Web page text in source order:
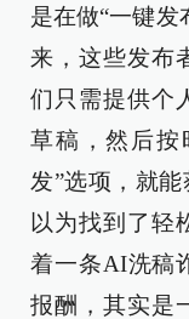
是在做“一键发
来，这些发布
们只需提供个
草稿，然后按
发”选项，就
以为找到了轻
着一条AI洗稿
报酬，其实是